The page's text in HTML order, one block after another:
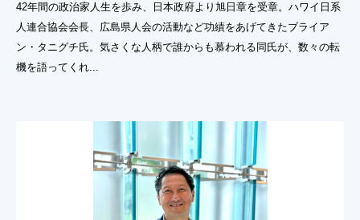
42年間の政治家人生を歩み、日本政府より旭日章を受章。ハワイ日系
人連合協会会長、広島県人会の活動など功績をあげてきたブライア
ン・タニグチ氏。気さくな人柄で誰からも慕われる同氏が、数々の転
機を語ってくれ...